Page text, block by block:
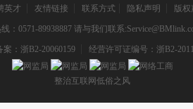
英才 友情链接 联系方式 隐私声明 版权
：0571-89938887 请与我们联系
案：浙B2-20060159 经营许可证编号：浙B2-
整治互联网低俗之风